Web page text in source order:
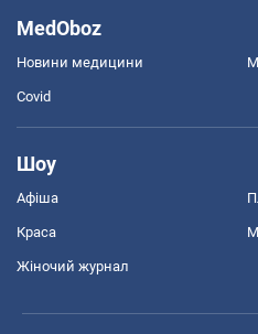
MedOboz
Новини медицини
Covid
Шоу
Афіша
Краса
Жіночий журнал